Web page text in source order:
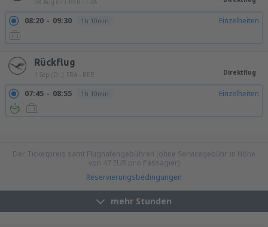
28 Aug (Fr.) BER - FRA
08:20 09:30 1h 10min Einzelheiten
Rückflug
1 Sep (Di.) FRA - BER Direktflug
07:45 08:55 1h 10min Einzelheiten
Der Ticketpreis samt Flughafengebühren (ohne Servicegebühr in Höhe
von 47 EUR pro Passagier)
Reservierungsbedingungen
mehr Stunden